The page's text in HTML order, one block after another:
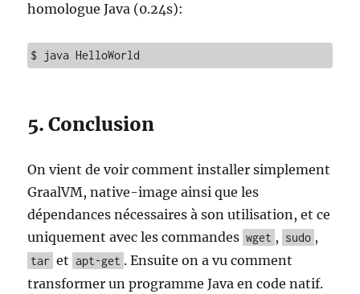
homologue Java (0.24s):
$ java HelloWorld
5. Conclusion
On vient de voir comment installer simplement
GraalVM, native-image ainsi que les
dépendances nécessaires à son utilisation, et ce
uniquement avec les commandes wget , sudo ,
tar et apt-get . Ensuite on a vu comment
transformer un programme Java en code natif.